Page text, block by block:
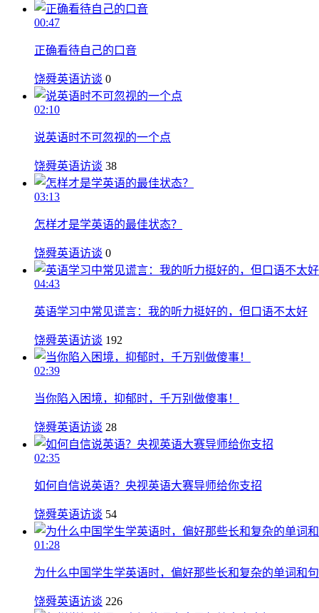
00:47
正确看待自己的口音
饶舜英语访谈 0
02:10
说英语时不可忽视的一个点
饶舜英语访谈 38
03:13
怎样才是学英语的最佳状态？
饶舜英语访谈 0
04:43
英语学习中常见谎言：我的听力挺好的，但口语不太好
饶舜英语访谈 192
02:39
当你陷入困境，抑郁时，千万别做傻事！
饶舜英语访谈 28
02:35
如何自信说英语？央视英语大赛导师给你支招
饶舜英语访谈 54
01:28
为什么中国学生学英语时，偏好那些长和复杂的单词和
饶舜英语访谈 226